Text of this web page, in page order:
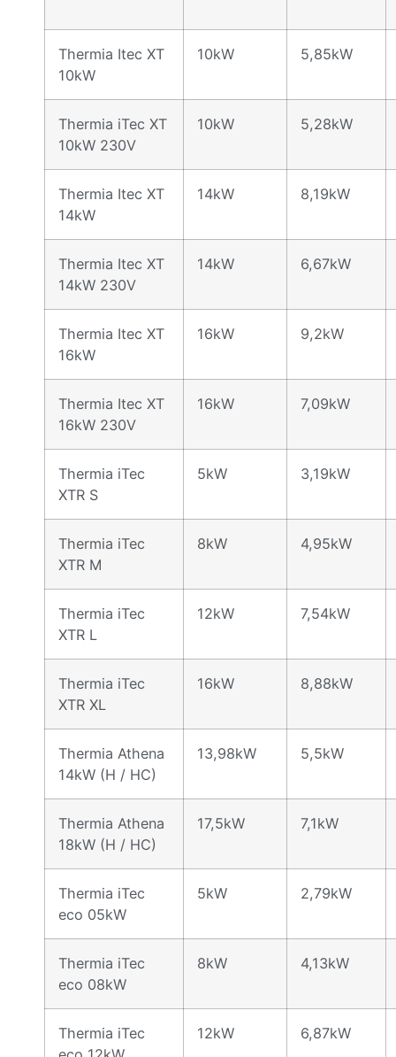
Thermia Itec XT
10kW
10kW 5,85kW
Thermia iTec XT
10kW 230V
10kW 5,28kW
Thermia Itec XT
14kW
14kW 8,19kW
Thermia Itec XT
14kW 230V
14kW 6,67kW
Thermia Itec XT
16kW
16kW 9,2kW
Thermia Itec XT
16kW 230V
16kW 7,09kW
Thermia iTec
XTR S
5kW 3,19kW
Thermia iTec
XTR M
8kW 4,95kW
Thermia iTec
XTR L
12kW 7,54kW
Thermia iTec
XTR XL
16kW 8,88kW
Thermia Athena
14kW (H / HC)
13,98kW 5,5kW
Thermia Athena
18kW (H / HC)
17,5kW 7,1kW
Thermia iTec
eco 05kW
5kW 2,79kW
Thermia iTec
eco 08kW
8kW 4,13kW
Thermia iTec
12kW 6,87kW